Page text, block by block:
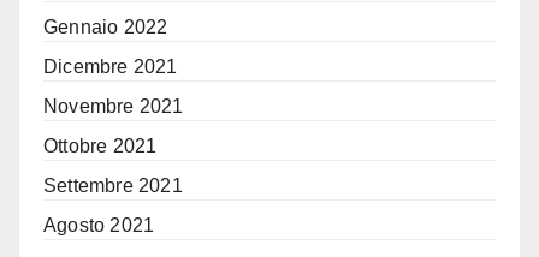
Gennaio 2022
Dicembre 2021
Novembre 2021
Ottobre 2021
Settembre 2021
Agosto 2021